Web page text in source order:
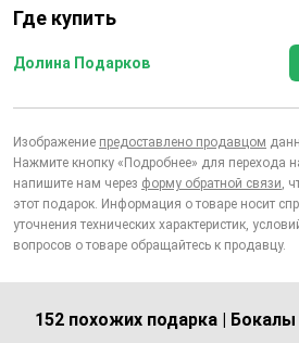
Где купить
Долина Подарков
Изображение предоставлено продавцом
Нажмите кнопку «Подробнее» для перехода
напишите нам через форму обратной связи,
этот подарок. Информация о товаре носит
уточнения технических характеристик,
вопросов о товаре обращайтесь к продавцу.
152 похожих подарка |